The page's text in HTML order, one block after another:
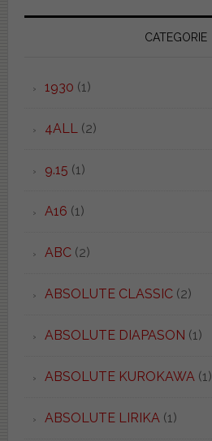
CATEGORIE
1930 (1)
4ALL (2)
9.15 (1)
A16 (1)
ABC(2)
ABSOLUTE CLASSIC(2)
ABSOLUTE DIAPASON (1)
ABSOLUTE KUROKAWA (1)
ABSOLUTE LIRIKA (1)